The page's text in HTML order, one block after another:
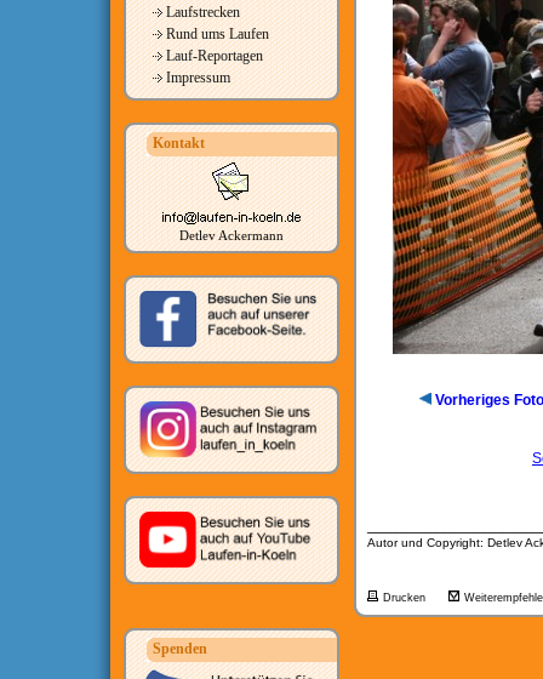
Laufstrecken
Rund ums Laufen
Lauf-Reportagen
Impressum
Kontakt
Detlev Ackermann
Spenden
Vorheriges Foto
Autor und Copyright: Detlev
Drucken